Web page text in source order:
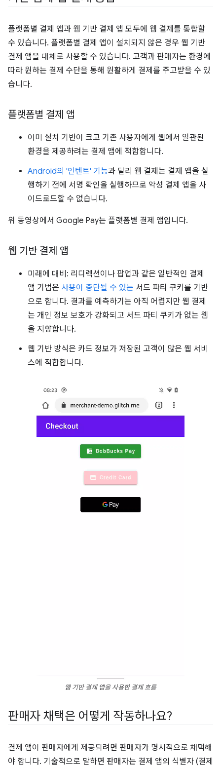
플랫폼별 결제 앱과 웹 기반 결제 앱 모두에 웹 결제를 통합할
수 있습니다. 플랫폼별 결제 앱이 설치되지 않은 경우 웹 기반
결제 앱을 대체로 사용할 수 있습니다. 고객과 판매자는 환경에
따라 원하는 결제 수단을 통해 원활하게 결제를 주고받을 수 있
습니다.
플랫폼별 결제 앱
이미 설치 기반이 크고 기존 사용자에게 웹에서 일관된
환경을 제공하려는 결제 앱에 적합합니다.
Android의 '인텐트' 기능과 달리 웹 결제는 결제 앱을 실
행하기 전에 서명 확인을 실행하므로 악성 결제 앱을 사
이드로드할 수 없습니다.
위 동영상에서 Google Pay는 플랫폼별 결제 앱입니다.
웹 기반 결제 앱
미래에 대비: 리디렉션이나 팝업과 같은 일반적인 결제
앱 기법은 사용이 중단될 수 있는 서드 파티 쿠키를 기반
으로 합니다. 결과를 예측하기는 아직 어렵지만 웹 결제
는 개인 정보 보호가 강화되고 서드 파티 쿠키가 없는 웹
을 지향합니다.
웹 기반 방식은 카드 정보가 저장된 고객이 많은 웹 서비
스에 적합합니다.
웹 기반 결제 앱을 사용한 결제 흐름
판매자 채택은 어떻게 작동하나요?
결제 앱이 판매자에게 제공되려면 판매자가 명시적으로 채택해
야 합니다. 기술적으로 말하면 판매자는 결제 앱의 식별자 (결제